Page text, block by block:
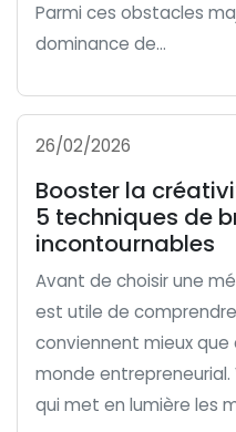
Parmi ces obstacles
dominance de...
26/02/2026
Booster la
5 techniques de
incontournables
Avant de choisir une
est utile de
conviennent mieux que
monde
qui met en lumière les